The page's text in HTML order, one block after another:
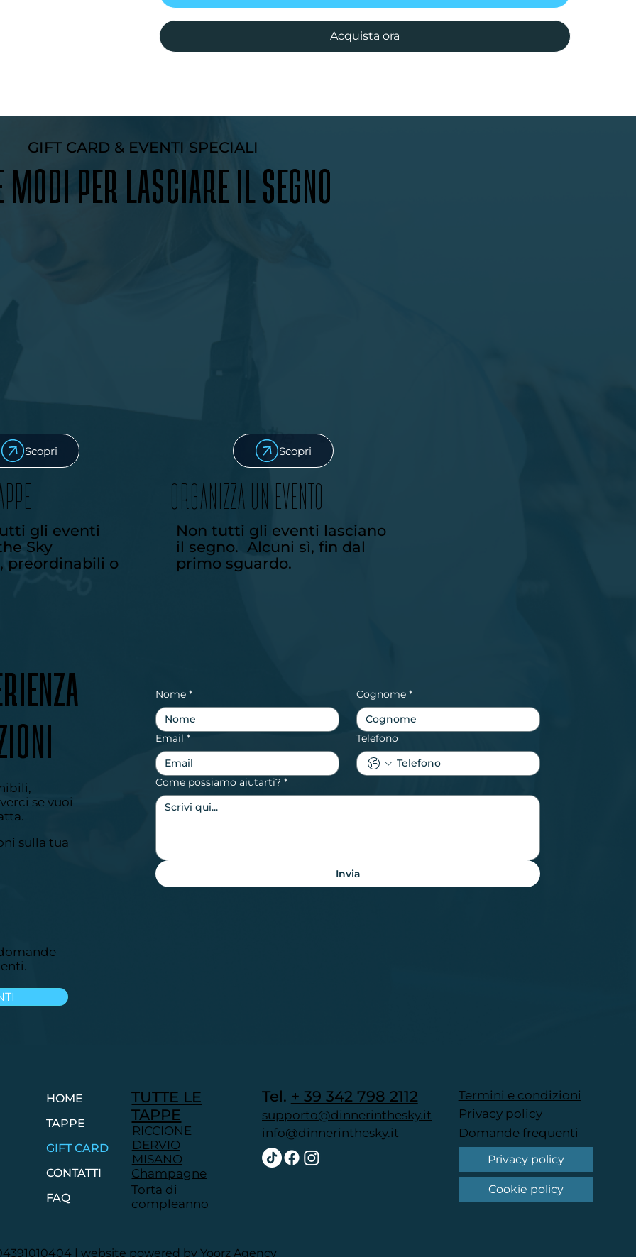
Acquista ora
GIFT CARD & EVENTI SPECIALI
MODI PER LASCIARE IL SEGNO
Scopri
gli eventi
Sky
preordinabili o
Scopri
ORGANIZZA UN EVENTO
Non tutti gli eventi lasciano
il segno. Alcuni sì, fin dal
primo sguardo.
se vuoi
sulla tua
Nome * Cognome *
Email * Telefono
Come possiamo aiutarti? *
Invia
HOME
TAPPE
GIFT CARD
CONTATTI
FAQ
TUTTE LE
TAPPE
RICCIONE
DERVIO
MISANO
Champagne
Torta di
compleanno
Tel. ​ + 39 342 798 2112
supporto@dinnerinthesky.it
info@dinnerinthesky.it
Termini e condizioni
Privacy policy
Domande frequenti
Privacy policy
Cookie policy
| website powered by Yoorz Agency